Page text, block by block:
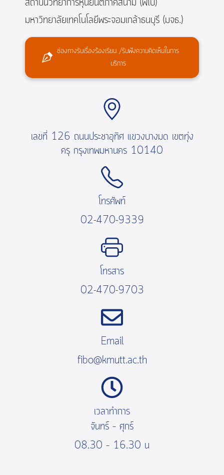
มหาวิทยาลัยเทคโนโลยีพระจอมเกล้าธนบุรี (มจธ.)
ช่องทางรับเรื่องร้องเรียน /รับฟังความคิดเห็นในการ
บริการ
เลขที่ 126 ถนนประชาอุทิศ แขวงบางมด เขตทุ่ง
ครุ กรุงเทพมหานคร 10140
โทรศัพท์
02-470-9339
โทรสาร
02-470-9703
Email
fibo@kmutt.ac.th
เวลาทำการ
จันทร์ – ศุกร์
08.30 – 16.30 น